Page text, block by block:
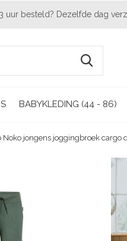
BABYKLEDING (44 - 86)
uur besteld? Dezelfde dag
Noko jongens joggingbroek cargo